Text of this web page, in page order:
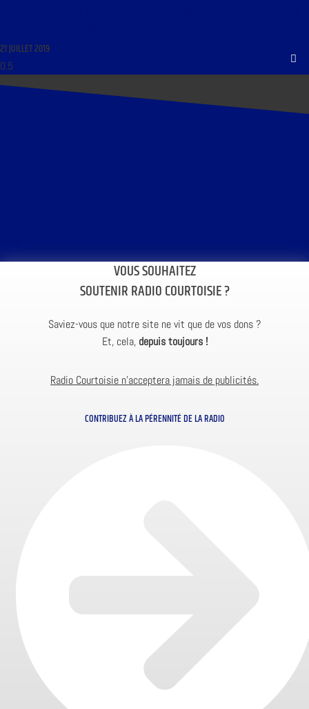
21 JUILLET 2019
VOUS SOUHAITEZ
SOUTENIR RADIO COURTOISIE ?
Saviez-vous que notre site ne vit que de vos dons ?
Et, cela, depuis toujours !
Radio Courtoisie n’acceptera jamais de publicités.
CONTRIBUEZ À LA PÉRENNITÉ DE LA RADIO